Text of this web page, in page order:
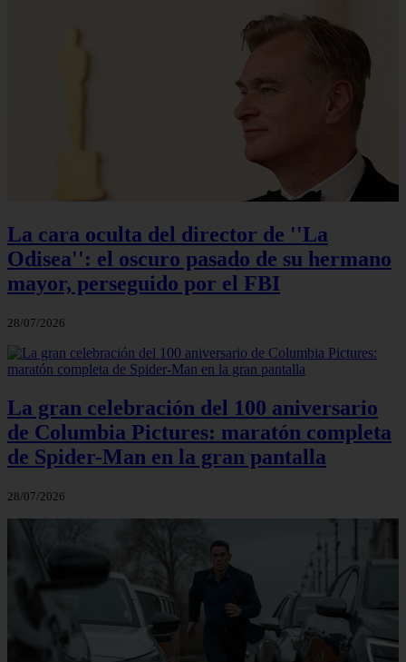
La cara oculta del director de ''La
Odisea'': el oscuro pasado de su hermano
mayor, perseguido por el FBI
28/07/2026
La gran celebración del 100 aniversario
de Columbia Pictures: maratón completa
de Spider-Man en la gran pantalla
28/07/2026